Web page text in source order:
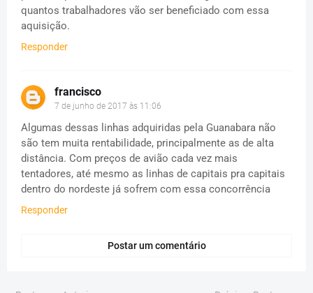
quantos trabalhadores vão ser beneficiado com essa
aquisição.
Responder
francisco
7 de junho de 2017 às 11:06
Algumas dessas linhas adquiridas pela Guanabara não
são tem muita rentabilidade, principalmente as de alta
distância. Com preços de avião cada vez mais
tentadores, até mesmo as linhas de capitais pra capitais
dentro do nordeste já sofrem com essa concorrência
Responder
Postar um comentário